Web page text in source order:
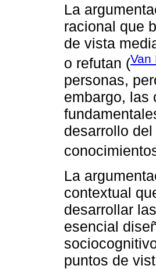
La
racional que
de vista
o refutan (Van
personas,
embargo, las
desarrollo
La
contextual
desarrollar
esencial
puntos de